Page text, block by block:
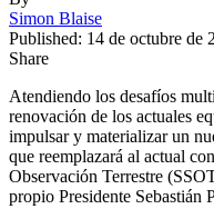
Simon Blaise
Published: 14 de octubre de
Share
Atendiendo los desafíos
renovación de los actuales
impulsar y materializar un
que reemplazará al actual
Observación Terrestre
propio Presidente Sebastián